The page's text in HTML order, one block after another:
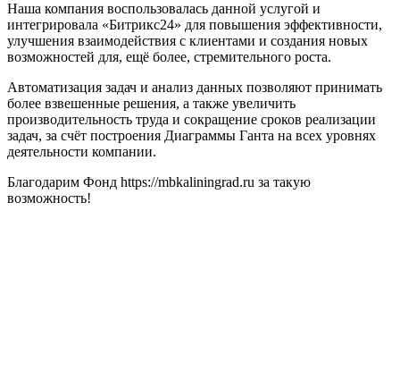
Наша компания воспользовалась данной услугой и
интегрировала «Битрикс24» для повышения эффективности,
улучшения взаимодействия с клиентами и создания новых
возможностей для, ещё более, стремительного роста.
Автоматизация задач и анализ данных позволяют принимать
более взвешенные решения, а также увеличить
производительность труда и сокращение сроков реализации
задач, за счёт построения Диаграммы Ганта на всех уровнях
деятельности компании.
Благодарим Фонд https://mbkaliningrad.ru за такую
возможность!